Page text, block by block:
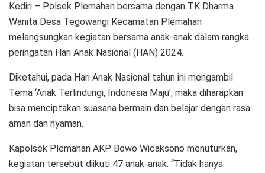
Kediri – Polsek Plemahan bersama dengan TK Dharma
Wanita Desa Tegowangi Kecamatan Plemahan
melangsungkan kegiatan bersama anak-anak dalam rangka
peringatan Hari Anak Nasional (HAN) 2024.
Diketahui, pada Hari Anak Nasional tahun ini mengambil
Tema ‘Anak Terlindungi, Indonesia Maju’, maka diharapkan
bisa menciptakan suasana bermain dan belajar dengan rasa
aman dan nyaman.
Kapolsek Plemahan AKP Bowo Wicaksono menuturkan,
kegiatan tersebut diikuti 47 anak-anak. “Tidak hanya